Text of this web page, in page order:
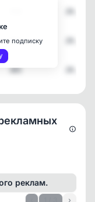
663
365
подписку
реклам.
›